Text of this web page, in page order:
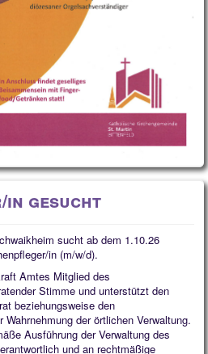
gesucht
sucht ab dem 1.10.26
in (m/w/d).
Amtes Mitglied des
Stimme und unterstützt den
beziehungsweise den
der örtlichen Verwaltung.
Ausführung der Verwaltung des
und an rechtmäßige